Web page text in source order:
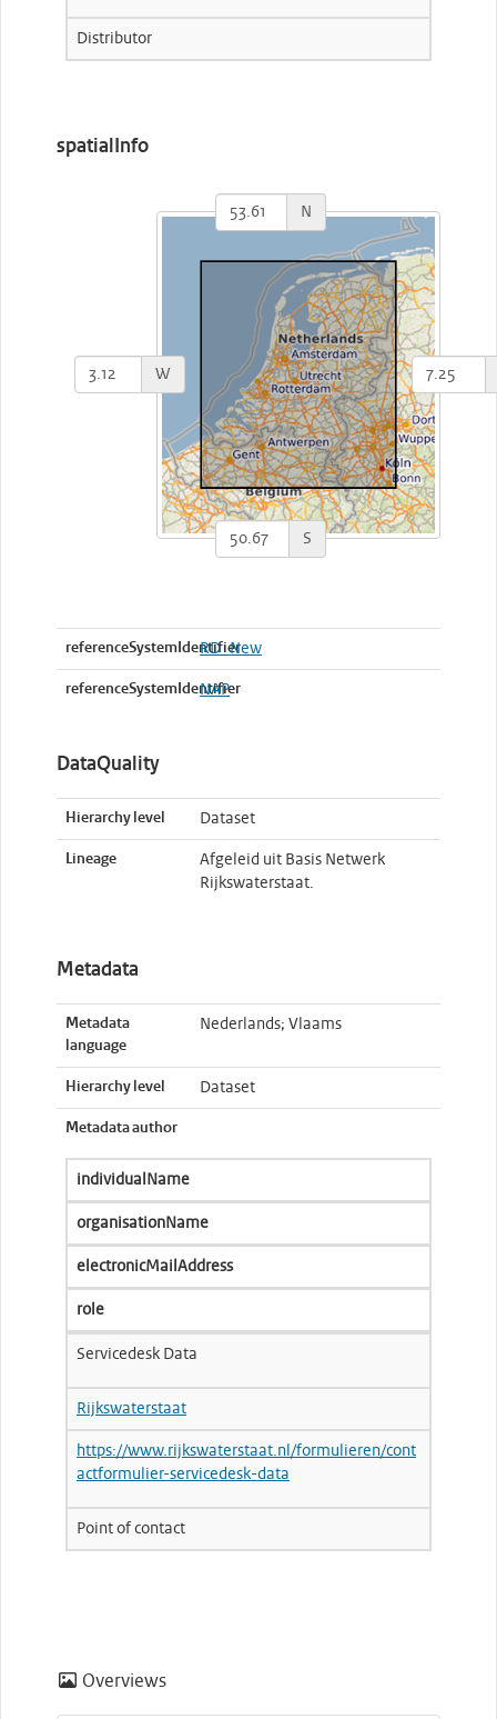
Distributor
spatialInfo
N
S
W
referenceSystemIdentifier
RD_New
referenceSystemIdentifier
NAP
DataQuality
Hierarchy level Dataset
Lineage
Afgeleid uit Basis Netwerk
Rijkswaterstaat.
Metadata
Metadata
language
Nederlands; Vlaams
Hierarchy level Dataset
Metadata author
individualName
organisationName
electronicMailAddress
role
Servicedesk Data
Rijkswaterstaat
https://www.rijkswaterstaat.nl/formulieren/cont
actformulier-servicedesk-data
Point of contact
Overviews